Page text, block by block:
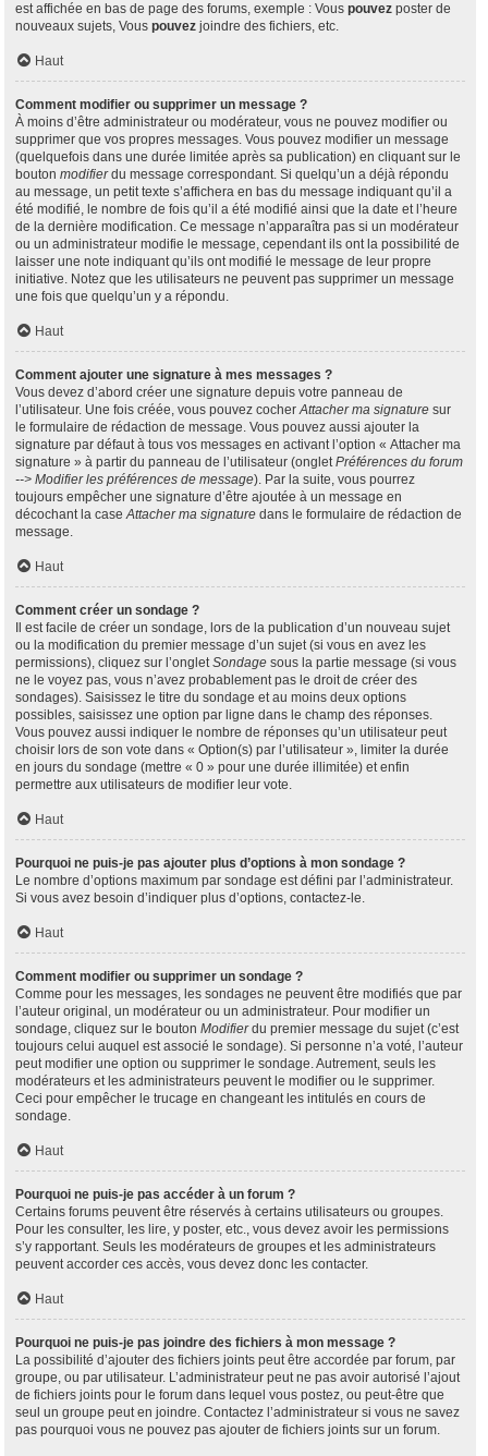
est affichée en bas de page des forums, exemple : Vous pouvez poster de
nouveaux sujets, Vous pouvez joindre des fichiers, etc.
Haut
Comment modifier ou supprimer un message ?
À moins d’être administrateur ou modérateur, vous ne pouvez modifier ou
supprimer que vos propres messages. Vous pouvez modifier un message
(quelquefois dans une durée limitée après sa publication) en cliquant sur le
bouton modifierdu message correspondant. Si quelqu’un a déjà répondu
au message, un petit texte s’affichera en bas du message indiquant qu’il a
été modifié, le nombre de fois qu’il a été modifié ainsi que la date et l’heure
de la dernière modification. Ce message n’apparaîtra pas si un modérateur
ou un administrateur modifie le message, cependant ils ont la possibilité de
laisser une note indiquant qu’ils ont modifié le message de leur propre
initiative. Notez que les utilisateurs ne peuvent pas supprimer un message
une fois que quelqu’un y a répondu.
Haut
Comment ajouter une signature à mes messages ?
Vous devez d’abord créer une signature depuis votre panneau de
l’utilisateur. Une fois créée, vous pouvez cocherAttacher ma signature sur
le formulaire de rédaction de message. Vous pouvez aussi ajouter la
signature par défaut à tous vos messages en activant l’option « Attacher ma
signature » à partir du panneau de l’utilisateur (ongletPréférences du forum
--> Modifier les préférences de message). Par la suite, vous pourrez
toujours empêcher une signature d’être ajoutée à un message en
décochant la caseAttacher ma signature dans le formulaire de rédaction de
message.
Haut
Comment créer un sondage ?
Il est facile de créer un sondage, lors de la publication d’un nouveau sujet
ou la modification du premier message d’un sujet (si vous en avez les
permissions), cliquez sur l’ongletSondage sous la partie message (si vous
ne le voyez pas, vous n’avez probablement pas le droit de créer des
sondages). Saisissez le titre du sondage et au moins deux options
possibles, saisissez une option par ligne dans le champ des réponses.
Vous pouvez aussi indiquer le nombre de réponses qu’un utilisateur peut
choisir lors de son vote dans « Option(s) par l’utilisateur », limiter la durée
en jours du sondage (mettre « 0 » pour une durée illimitée) et enfin
permettre aux utilisateurs de modifier leur vote.
Haut
Pourquoi ne puis-je pas ajouter plus d’options à mon sondage ?
Le nombre d’options maximum par sondage est défini par l’administrateur.
Si vous avez besoin d’indiquer plus d’options, contactez-le.
Haut
Comment modifier ou supprimer un sondage ?
Comme pour les messages, les sondages ne peuvent être modifiés que par
l’auteur original, un modérateur ou un administrateur. Pour modifier un
sondage, cliquez sur le bouton Modifierdu premier message du sujet (c’est
toujours celui auquel est associé le sondage). Si personne n’a voté, l’auteur
peut modifier une option ou supprimer le sondage. Autrement, seuls les
modérateurs et les administrateurs peuvent le modifier ou le supprimer.
Ceci pour empêcher le trucage en changeant les intitulés en cours de
sondage.
Haut
Pourquoi ne puis-je pas accéder à un forum ?
Certains forums peuvent être réservés à certains utilisateurs ou groupes.
Pour les consulter, les lire, y poster, etc., vous devez avoir les permissions
s’y rapportant. Seuls les modérateurs de groupes et les administrateurs
peuvent accorder ces accès, vous devez donc les contacter.
Haut
Pourquoi ne puis-je pas joindre des fichiers à mon message ?
La possibilité d’ajouter des fichiers joints peut être accordée par forum, par
groupe, ou par utilisateur. L’administrateur peut ne pas avoir autorisé l’ajout
de fichiers joints pour le forum dans lequel vous postez, ou peut-être que
seul un groupe peut en joindre. Contactez l’administrateur si vous ne savez
pas pourquoi vous ne pouvez pas ajouter de fichiers joints sur un forum.